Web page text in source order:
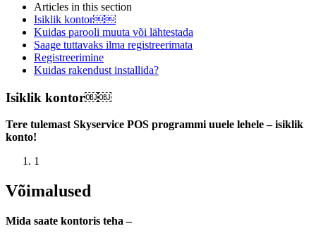
Articles in this section
Isiklik kontor￼￼
Kuidas parooli muuta või lähtestada
Saage tuttavaks ilma registreerimata
Registreerimine
Kuidas rakendust installida?
Isiklik kontor￼￼
Tere tulemast Skyservice POS programmi uuele lehele – isiklik
konto!
1
Võimalused
Mida saate kontoris teha –